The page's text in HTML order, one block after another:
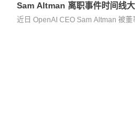
Sam Altman 离职事件时间线
近日 OpenAI CEO Sam Altman 被